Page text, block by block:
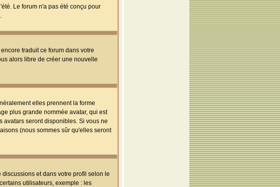
Le forum n'a pas été conçu pour
traduit ce forum dans votre
alors libre de créer une nouvelle
elles prennent la forme
plus grande nommée avatar, qui est
avatars seront disponibles. Si vous ne
(nous sommes sûr qu'elles seront
et dans votre profil selon le
utilisateurs, exemple : les